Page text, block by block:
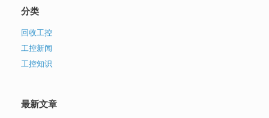
分类
回收工控
工控新闻
工控知识
最新文章